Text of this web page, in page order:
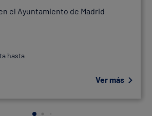
el Ayuntamiento de Madrid
hasta
Ver más